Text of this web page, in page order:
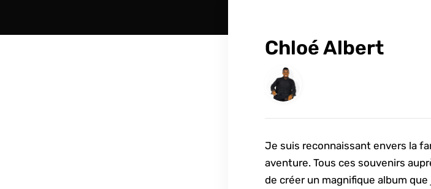
Chloé Albert
Je suis reconnaissant envers la
aventure. Tous ces souvenirs
de créer un magnifique album